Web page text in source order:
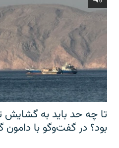
تا چه حد باید به گشایش
بود؟ در گفت‌وگو با دامون